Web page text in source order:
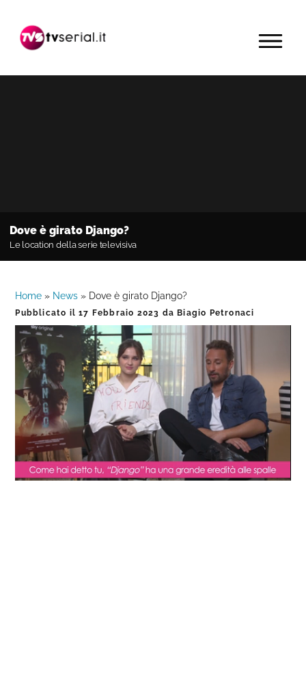
navigazione
contenuto
barra
primaria
MENU
Dove è girato Django?
Le location della serie televisiva
Home » News » Dove è girato Django?
Pubblicato il17 Febbraio 2023 da Biagio Petronaci
Unmute
Loaded:
0%
Progress
0%